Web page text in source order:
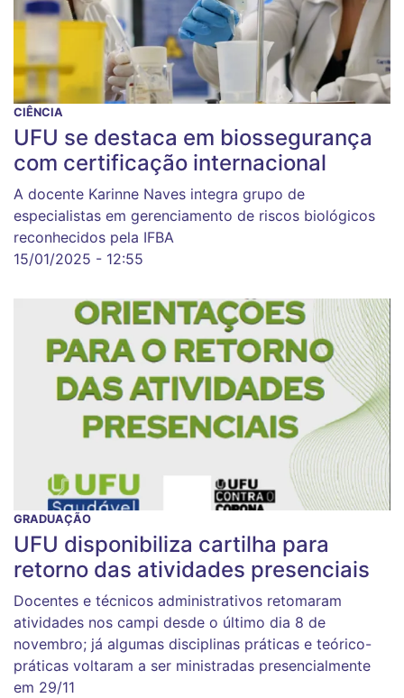
CIÊNCIA
UFU se destaca em biossegurança
com certificação internacional
A docente Karinne Naves integra grupo de
especialistas em gerenciamento de riscos biológicos
reconhecidos pela IFBA
15/01/2025 - 12:55
GRADUAÇÃO
UFU disponibiliza cartilha para
retorno das atividades presenciais
Docentes e técnicos administrativos retomaram
atividades nos campi desde o último dia 8 de
novembro; já algumas disciplinas práticas e teórico-
práticas voltaram a ser ministradas presencialmente
em 29/11